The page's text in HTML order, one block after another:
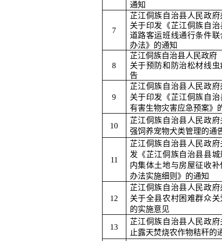
通知
7
芷江侗族自治县人民政府
关于印发《芷江侗族自治
道路客运班线通行条件联
办法》的通知
8
芷江侗族自治县人民政府
关于预防和防治松材线虫
告
9
芷江侗族自治县人民政府
关于印发《芷江侗族自治
有害生物灾害应急预案》
10
芷江侗族自治县人民政府
强饲养宠物犬类管理的通
11
芷江侗族自治县人民政府
发《芷江侗族自治县县城
内集体土地与房屋征收补
办法实施细则》的通知
12
芷江侗族自治县人民政府
关于全县农村困难群众关
的实施意见
13
芷江侗族自治县人民政府
止露天焚烧农作物秸秆的